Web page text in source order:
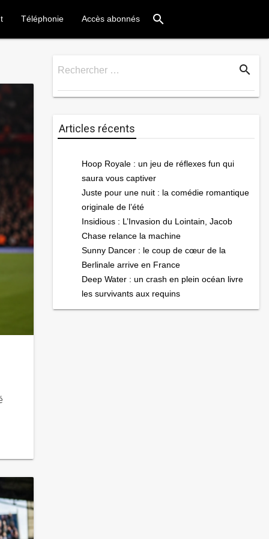
Téléphonie Accès abonnés search
Rechercher … search
Articles récents
Hoop Royale : un jeu de réflexes fun qui
saura vous captiver
Juste pour une nuit : la comédie romantique
originale de l’été
Insidious : L’Invasion du Lointain, Jacob
Chase relance la machine
Sunny Dancer : le coup de cœur de la
Berlinale arrive en France
Deep Water : un crash en plein océan livre
les survivants aux requins